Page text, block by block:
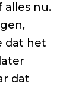
alles nu.
dat het
dat